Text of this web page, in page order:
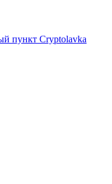
пункт Cryptolavka